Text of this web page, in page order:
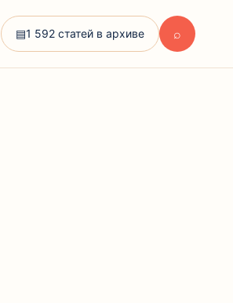
▤1 592 статей в архиве ⌕